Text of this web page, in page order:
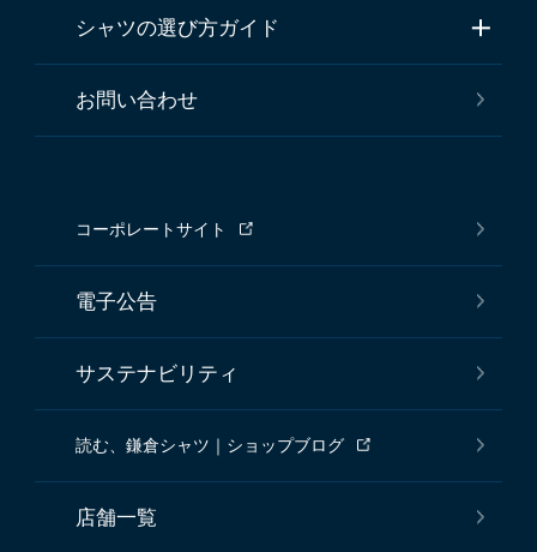
シャツの選び方ガイド
お問い合わせ
コーポレートサイト
電子公告
サステナビリティ
読む、鎌倉シャツ｜ショップブログ
店舗一覧